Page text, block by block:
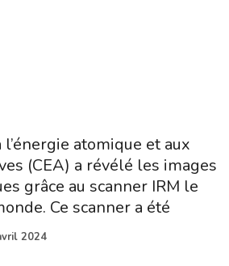
atomique et aux
(CEA) a révélé les images
grâce au scanner IRM le
Ce scanner a été
2024